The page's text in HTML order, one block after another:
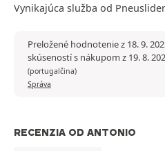
Vynikajúca služba od
Preložené hodnotenie z 18. 9.
skúseností s nákupom z 19. 8.
(portugalčina)
Správa
RECENZIA OD ANTONIO